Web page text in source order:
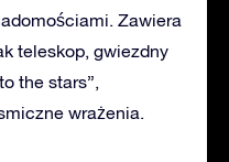
Zawiera
teleskop, gwiezdny
the stars”,
wrażenia.